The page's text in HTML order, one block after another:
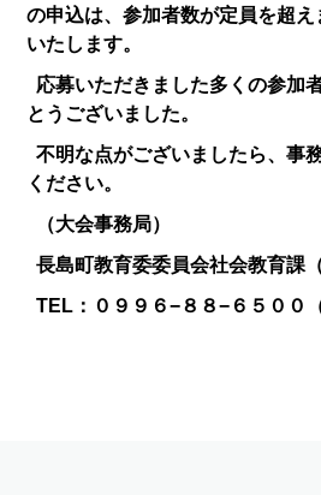
の申込は、参加者数が定員を超
いたします。
応募いただきました多くの参加
とうございました。
不明な点がございましたら、事
ください。
（大会事務局）
長島町教育委委員会社会教育課
TEL：０９９６−８８−６５００